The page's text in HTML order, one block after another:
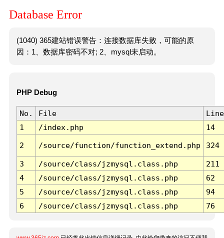
Database Error
(1040) 365建站错误警告：连接数据库失败，可能的原
因：1、数据库密码不对; 2、mysql未启动。
PHP Debug
No. File
Line
1
/index.php 14
2 /source/function/function_extend.php 324
3 /source/class/jzmysql.class.php
211
4
/source/class/jzmysql.class.php
62
5
/source/class/jzmysql.class.php
94
6
/source/class/jzmysql.class.php 76